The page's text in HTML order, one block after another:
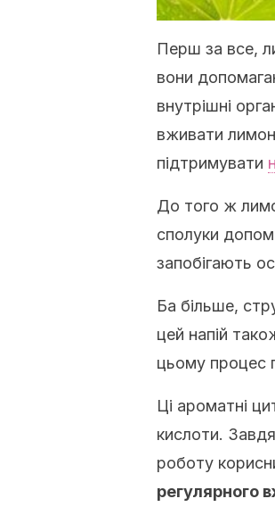
Перш за все,
вони
внутрішні
вживати
підтримувати
До того ж
сполуки
запобігають
Ба більше,
цей напій
цьому процес
Ці ароматні
кислоти.
роботу
регулярного